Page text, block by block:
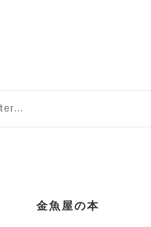
金魚屋の本